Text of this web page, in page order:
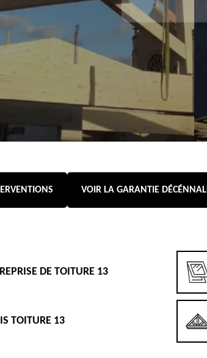
VOIR LA GARANTIE
DE TOITURE 13
TOITURE 13